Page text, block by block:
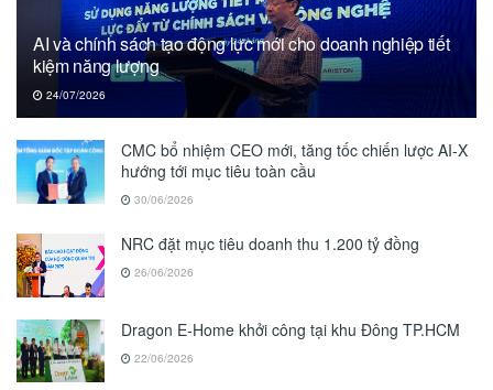
AI và chính sách tạo động lực mới cho doanh nghiệp tiết
kiệm năng lượng
24/07/2026
CMC bổ nhiệm CEO mới, tăng tốc chiến lược AI-X
hướng tới mục tiêu toàn cầu
30/06/2026
NRC đặt mục tiêu doanh thu 1.200 tỷ đồng
26/06/2026
Dragon E-Home khởi công tại khu Đông TP.HCM
22/06/2026